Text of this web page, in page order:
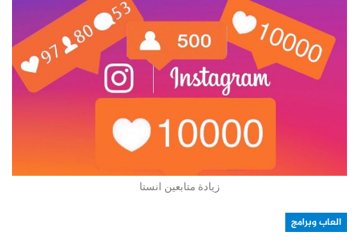
زيادة متابعين انستا
العاب وبرامج